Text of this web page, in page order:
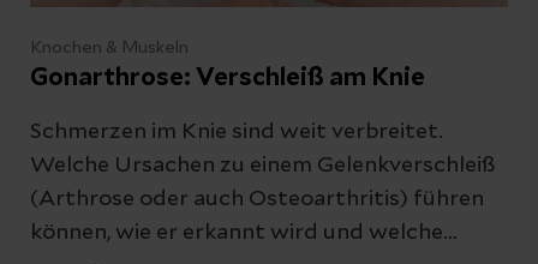
Knochen & Muskeln
Gonarthrose: Verschleiß am Knie
Schmerzen im Knie sind weit verbreitet.
Welche Ursachen zu einem Gelenkverschleiß
(Arthrose oder auch Osteoarthritis) führen
können, wie er erkannt wird und welche